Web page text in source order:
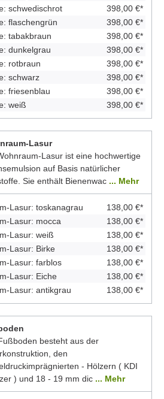
schwedischrot
398,00 €*
flaschengrün
398,00 €*
tabakbraun
398,00 €*
dunkelgrau
398,00 €*
rotbraun
398,00 €*
schwarz
398,00 €*
friesenblau
398,00 €*
weiß
398,00 €*
Lasur
Lasur ist eine hochwertige
auf Basis natürlicher
Sie enthält Bienenwac ... Mehr
Lasur: toskanagrau
138,00 €*
Lasur: mocca
138,00 €*
Lasur: weiß
138,00 €*
Lasur: Birke
138,00 €*
Lasur: farblos
138,00 €*
Lasur: Eiche
138,00 €*
Lasur: antikgrau
138,00 €*
besteht aus der
den
- Hölzern ( KDI
) und 18 - 19 mm dic ... Mehr